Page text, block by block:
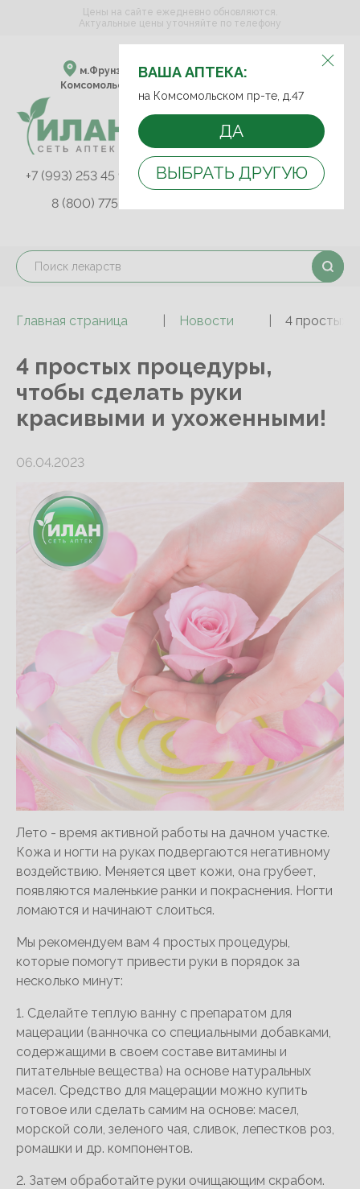
ВЫБЕРИТЕ АПТЕКУ:
м.Фрунзенская м.Спортивная
Комсомольский пр-т, д. 47
ВАША АПТЕКА:
на Комсомольском пр-те, д.47
ДА
ВЫБРАТЬ ДРУГУЮ
Цены на сайте ежедневно обновляются.
Актуальные цены уточняйте по телефону
+7 (993) 253 45 93
+7 (499) 242-90-85
8 (800) 775-03-81
Главная страница Новости 4 простых
4 простых процедуры,
чтобы сделать руки
красивыми и ухоженными!
06.04.2023
Лето - время активной работы на дачном участке.
Кожа и ногти на руках подвергаются негативному
воздействию. Меняется цвет кожи, она грубеет,
появляются маленькие ранки и покраснения. Ногти
ломаются и начинают слоиться.
Мы рекомендуем вам 4 простых процедуры,
которые помогут привести руки в порядок за
несколько минут:
1. Сделайте теплую ванну с препаратом для
мацерации (ванночка со специальными добавками,
содержащими в своем составе витамины и
питательные вещества) на основе натуральных
масел. Средство для мацерации можно купить
готовое или сделать самим на основе: масел,
морской соли, зеленого чая, сливок, лепестков роз,
ромашки и др. компонентов.
2. Затем обработайте руки очищающим скрабом.